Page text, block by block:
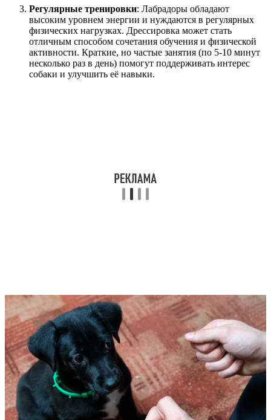
Регулярные тренировки: Лабрадоры обладают
высоким уровнем энергии и нуждаются в регулярных
физических нагрузках. Дрессировка может стать
отличным способом сочетания обучения и физической
активности. Краткие, но частые занятия (по 5-10 минут
несколько раз в день) помогут поддерживать интерес
собаки и улучшить её навыки.